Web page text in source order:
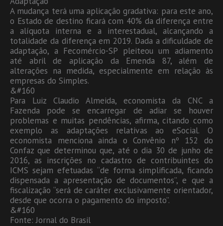
A mudança terá uma aplicação gradativa: para este ano,
o Estado de destino ficará com 40% da diferença entre
a alíquota interna e a interestadual, alcançando a
totalidade da diferença em 2019. Dada a dificuldade de
adaptação, a Fecomércio-SP pleiteou um adiamento
até abril de aplicação da Emenda 87, além de
alterações na medida, especialmente em relação às
empresas do Simples.
&#160
Para Luiz Claudio Almeida, economista da CNC a
Fazenda pode se encarregar de adiar se houver
problemas e muitas pendências, afirma, citando como
exemplo as adaptações relativas ao eSocial. O
economista menciona ainda o Convênio nº 152 do
Confaz que determinou que, até o dia 30 de junho de
2016, as inscrições no cadastro de contribuintes do
ICMS sejam efetuadas “de forma simplificada, ficando
dispensada a apresentação de documentos”, e que a
fiscalização “será de caráter exclusivamente orientador,
desde que ocorra o pagamento do imposto”.
&#160
Fonte: Jornal do Brasil